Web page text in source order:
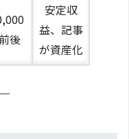
後
安定収
益、記事
が資産化